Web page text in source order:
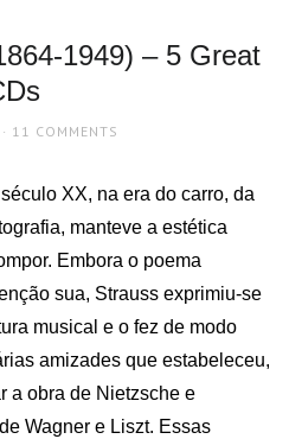
1949) – 5 Great
11 COMMENTS
XX, na era do carro, da
manteve a estética
Embora o poema
sua, Strauss exprimiu-se
musical e o fez de modo
amizades que estabeleceu,
a obra de Nietzsche e
Wagner e Liszt. Essas